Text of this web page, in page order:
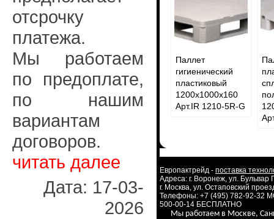
отсрочку
платежа.
Мы работаем
по предоплате,
по нашим
вариантам
договоров.
читать далее
Дата: 17-03-
2026
Паллет
гигиенический
пластиковый
1200х1000х160
Арт.IR 1210-5R-G
Европактрейд - поставка
Адреса: г. Воронеж, ул.
г. Москва, ул. Остаповский
Телефоны: +7 (495) 782-92-32
500-00-14 БЕСПЛАТНО
Мы работаем в Москве,